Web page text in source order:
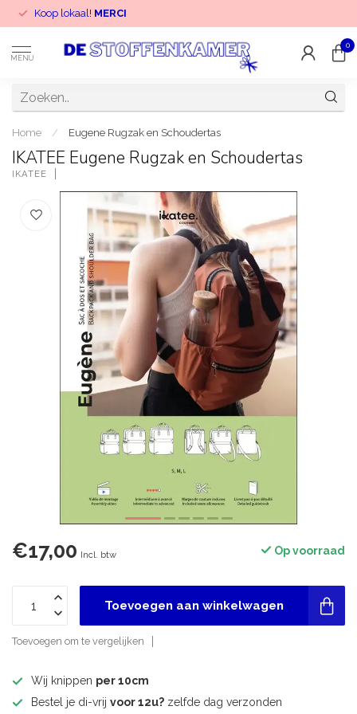
Koop lokaal! MERCI
MENU
0
Home / Eugene Rugzak en Schoudertas
IKATEE Eugene Rugzak en Schoudertas
IKATEE
€17,00 Incl. btw Op voorraad
Toevoegen aan winkelwagen
Toevoegen om te vergelijken
Wij knippen per 10cm
Bestel je di-vrij voor 12u? zelfde dag verzonden